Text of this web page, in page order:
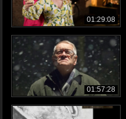
01:29:08
01:57:28